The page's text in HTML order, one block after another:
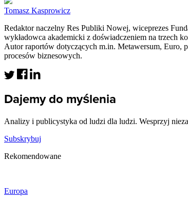
Tomasz Kasprowicz
Redaktor naczelny Res Publiki Nowej, wiceprezes
wykładowca akademicki z doświadczeniem na trzech
Autor raportów dotyczących m.in. Metawersum, Euro,
procesów biznesowych.
Dajemy do myślenia
Analizy i publicystyka od ludzi dla ludzi. Wesprzyj
Subskrybuj
Rekomendowane
Europa